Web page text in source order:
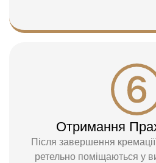
Отримання
Після завершення
ретельно поміщаються у